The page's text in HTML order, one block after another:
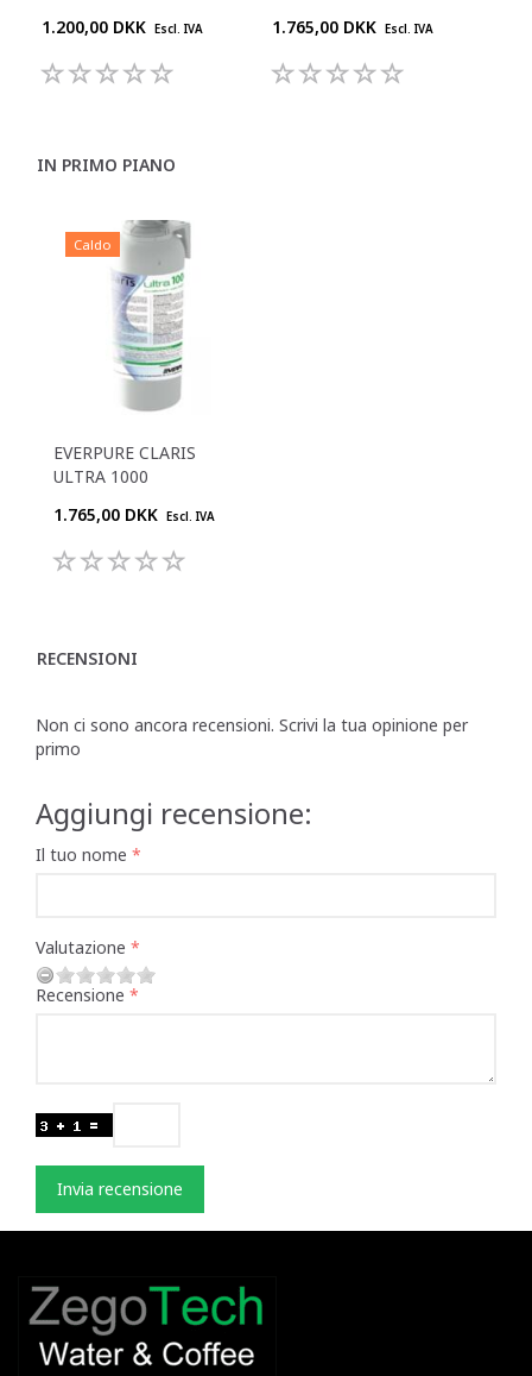
1.200,00 DKK Escl. IVA 1.765,00 DKK Escl. IVA
IN PRIMO PIANO
Caldo
EVERPURE CLARIS
ULTRA 1000
1.765,00 DKK Escl. IVA
RECENSIONI
Non ci sono ancora recensioni. Scrivi la tua opinione per
primo
Aggiungi recensione:
Il tuo nome
Valutazione
Recensione
Invia recensione